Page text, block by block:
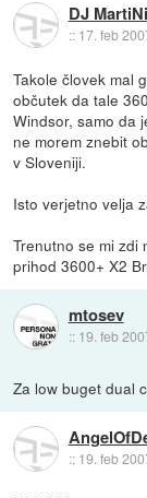
DJ MartiNi
:: 17. feb
Takole človek mal
občutek da tale
Windsor, samo da
ne morem znebit
v Sloveniji.
Isto verjetno velja
Trenutno se mi zdi
prihod 3600+ X2
mtosev
:: 19. feb
Za low buget dual
:: 19. feb